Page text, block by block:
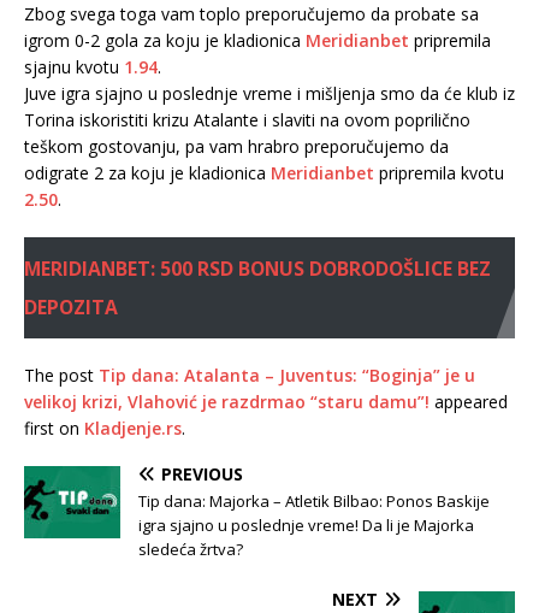
Zbog svega toga vam toplo preporučujemo da probate sa
igrom 0-2 gola za koju je kladionica Meridianbet pripremila
sjajnu kvotu 1.94.
Juve igra sjajno u poslednje vreme i mišljenja smo da će klub iz
Torina iskoristiti krizu Atalante i slaviti na ovom poprilično
teškom gostovanju, pa vam hrabro preporučujemo da
odigrate 2 za koju je kladionica Meridianbet pripremila kvotu
2.50.
MERIDIANBET: 500 RSD BONUS DOBRODOŠLICE BEZ
DEPOZITA
The post Tip dana: Atalanta – Juventus: “Boginja” je u
velikoj krizi, Vlahović je razdrmao “staru damu”! appeared
first on Kladjenje.rs.
PREVIOUS
Tip dana: Majorka – Atletik Bilbao: Ponos Baskije
igra sjajno u poslednje vreme! Da li je Majorka
sledeća žrtva?
NEXT